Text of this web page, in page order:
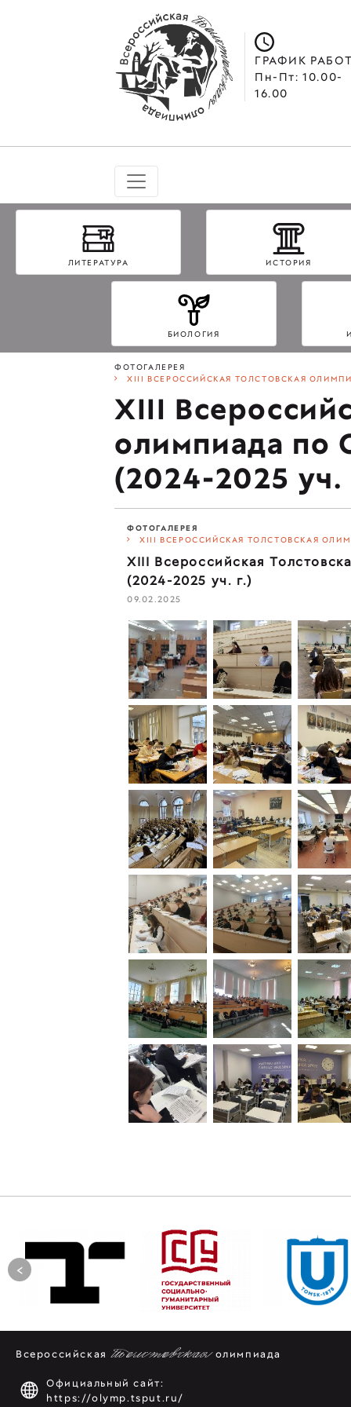
ГРАФИК
Пн-Пт: 10.00-
16.00
ЛИТЕРАТУРА ИСТОРИЯ
БИОЛОГИЯ
ФОТОГАЛЕРЕЯ
XIII ВСЕРОССИЙСКАЯ ТОЛСТОВСКАЯ
XIII
олимпиада по
(2024-2025 уч.
ФОТОГАЛЕРЕЯ
XIII ВСЕРОССИЙСКАЯ ТОЛСТОВСКАЯ
XIII Всероссийская
(2024-2025 уч. г.)
09.02.2025
<
ВсероссийскаяТолстовскаяолимпиада
Официальный сайт:
https://olymp.tsput.ru/